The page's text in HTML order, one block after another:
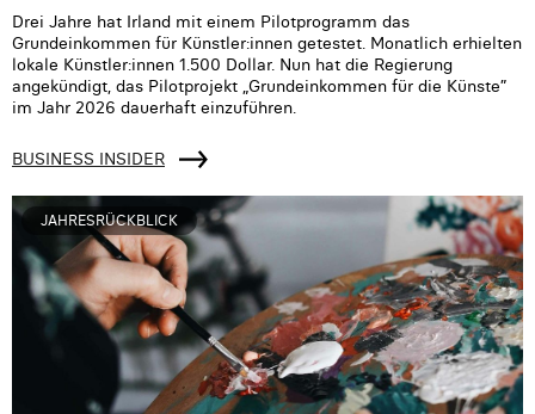
Drei Jahre hat Irland mit einem Pilotprogramm das
Grundeinkommen für Künstler:innen getestet. Monatlich erhielten
lokale Künstler:innen 1.500 Dollar. Nun hat die Regierung
angekündigt, das Pilotprojekt „Grundeinkommen für die Künste”
im Jahr 2026 dauerhaft einzuführen.
BUSINESS INSIDER
JAHRESRÜCKBLICK